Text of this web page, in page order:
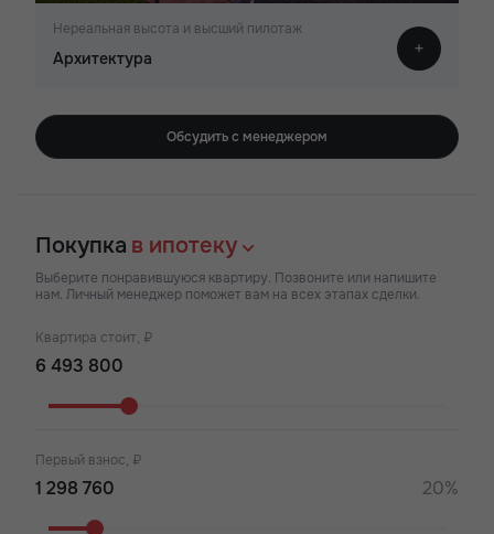
Нереальная высота и высший пилотаж
Архитектура
Обсудить с менеджером
Покупка в ипотеку
Выберите понравившуюся квартиру. Позвоните или напишите
нам. Личный менеджер поможет вам на всех этапах сделки.
Квартира стоит, ₽
Первый взнос, ₽
20%